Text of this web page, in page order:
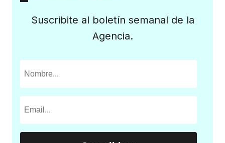
Suscribite al boletín semanal de la
Agencia.